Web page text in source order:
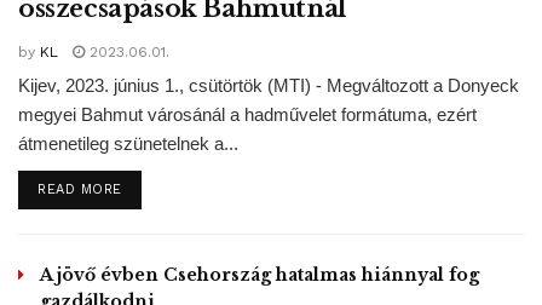
koronavírussal diagnosztizált 71 éves
Tags: Egyesült Királyság járvány Károly herceg
összecsapások Bahmutnál
by KL 2023.06.01.
Kijev, 2023. június 1., csütörtök (MTI) - Megváltozott a Donyeck
megyei Bahmut városánál a hadművelet formátuma, ezért
átmenetileg szünetelnek a...
READ MOREDETAILS
A jövő évben Csehország hatalmas hiánnyal fog